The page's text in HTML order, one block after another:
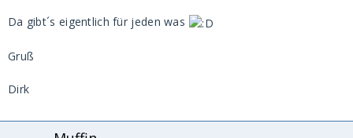
Da gibt´s eigentlich für jeden was
Gruß
Dirk